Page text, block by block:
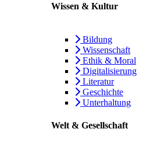
Wissen & Kultur
Bildung
Wissenschaft
Ethik & Moral
Digitalisierung
Literatur
Geschichte
Unterhaltung
Welt & Gesellschaft